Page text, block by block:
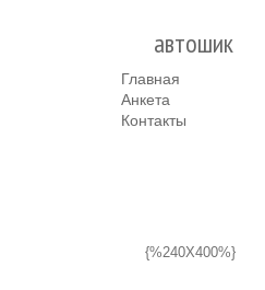
автошик
Главная
Анкета
Контакты
{%240X400%}